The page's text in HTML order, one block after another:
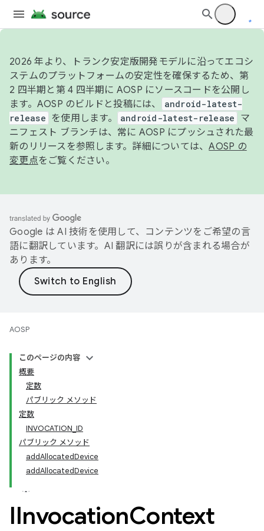
2026 年より、トランク安定版開発モデルに沿ってエコシ
ステムのプラットフォームの安定性を確保するため、第
2 四半期と第 4 四半期に AOSP にソースコードを公開し
ます。AOSP のビルドと投稿には、
android-latest-
release
を使用します。 android-latest-release
マ
ニフェスト ブランチは、常に AOSP にプッシュされた最
新のリリースを参照します。詳細については、AOSP の
変更点をご覧ください。
Google は AI 技術を使用して、コンテンツをご希望の言
語に翻訳しています。AI 翻訳には誤りが含まれる場合が
あります。
AOSP
このページの内容
概要
定数
パブリック メソッド
定数
INVOCATION_ID
パブリック メソッド
addAllocatedDevice
addAllocatedDevice
IInvocationContext